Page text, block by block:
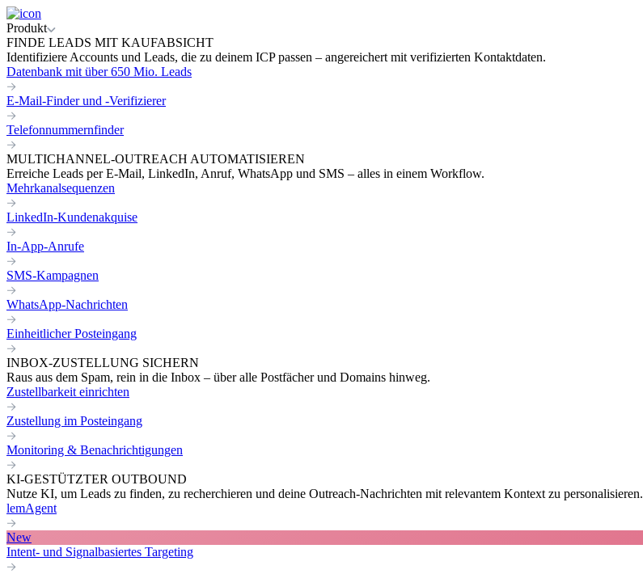
Produkt
FINDE LEADS MIT KAUFABSICHT
Identifiziere Accounts und Leads, die zu deinem ICP passen – angereichert mit verifizierten Kontaktdaten.
Datenbank mit über 650 Mio. Leads
E-Mail-Finder und -Verifizierer
Telefonnummernfinder
MULTICHANNEL-OUTREACH AUTOMATISIEREN
Erreiche Leads per E-Mail, LinkedIn, Anruf, WhatsApp und SMS – alles in einem Workflow.
Mehrkanalsequenzen
LinkedIn-Kundenakquise
In-App-Anrufe
SMS-Kampagnen
WhatsApp-Nachrichten
Einheitlicher Posteingang
INBOX-ZUSTELLUNG SICHERN
Raus aus dem Spam, rein in die Inbox – über alle Postfächer und Domains hinweg.
Zustellbarkeit einrichten
Zustellung im Posteingang
Monitoring & Benachrichtigungen
KI-GESTÜTZTER OUTBOUND
Nutze KI, um Leads zu finden, zu recherchieren und deine Outreach-Nachrichten mit relevantem Kontext zu personalisieren.
lemAgent
New
Intent- und Signalbasiertes Targeting